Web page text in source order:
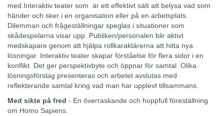
med Interaktiv teater som är ett effektivt sätt att belysa vad som
händer och sker i en organisation eller på en arbetsplats.
Dilemman och frågeställningar speglas i situationer som
skådespelarna visar upp. Publiken/personalen blir aktivt
medskapare genom att hjälpa rollkaraktärerna att hitta nya
lösningar. Interaktiv teater skapar förståelse för flera sidor i en
konflikt. Det ger perspektivbyte och öppnar för samtal. Olika
lösningsförslag presenteras och arbetet avslutas med
reflekterande samtal kring vad man har upplevt tillsammans.
Med sikte på fred - En överraskande och hoppfull föreställning
om Homo Sapiens.